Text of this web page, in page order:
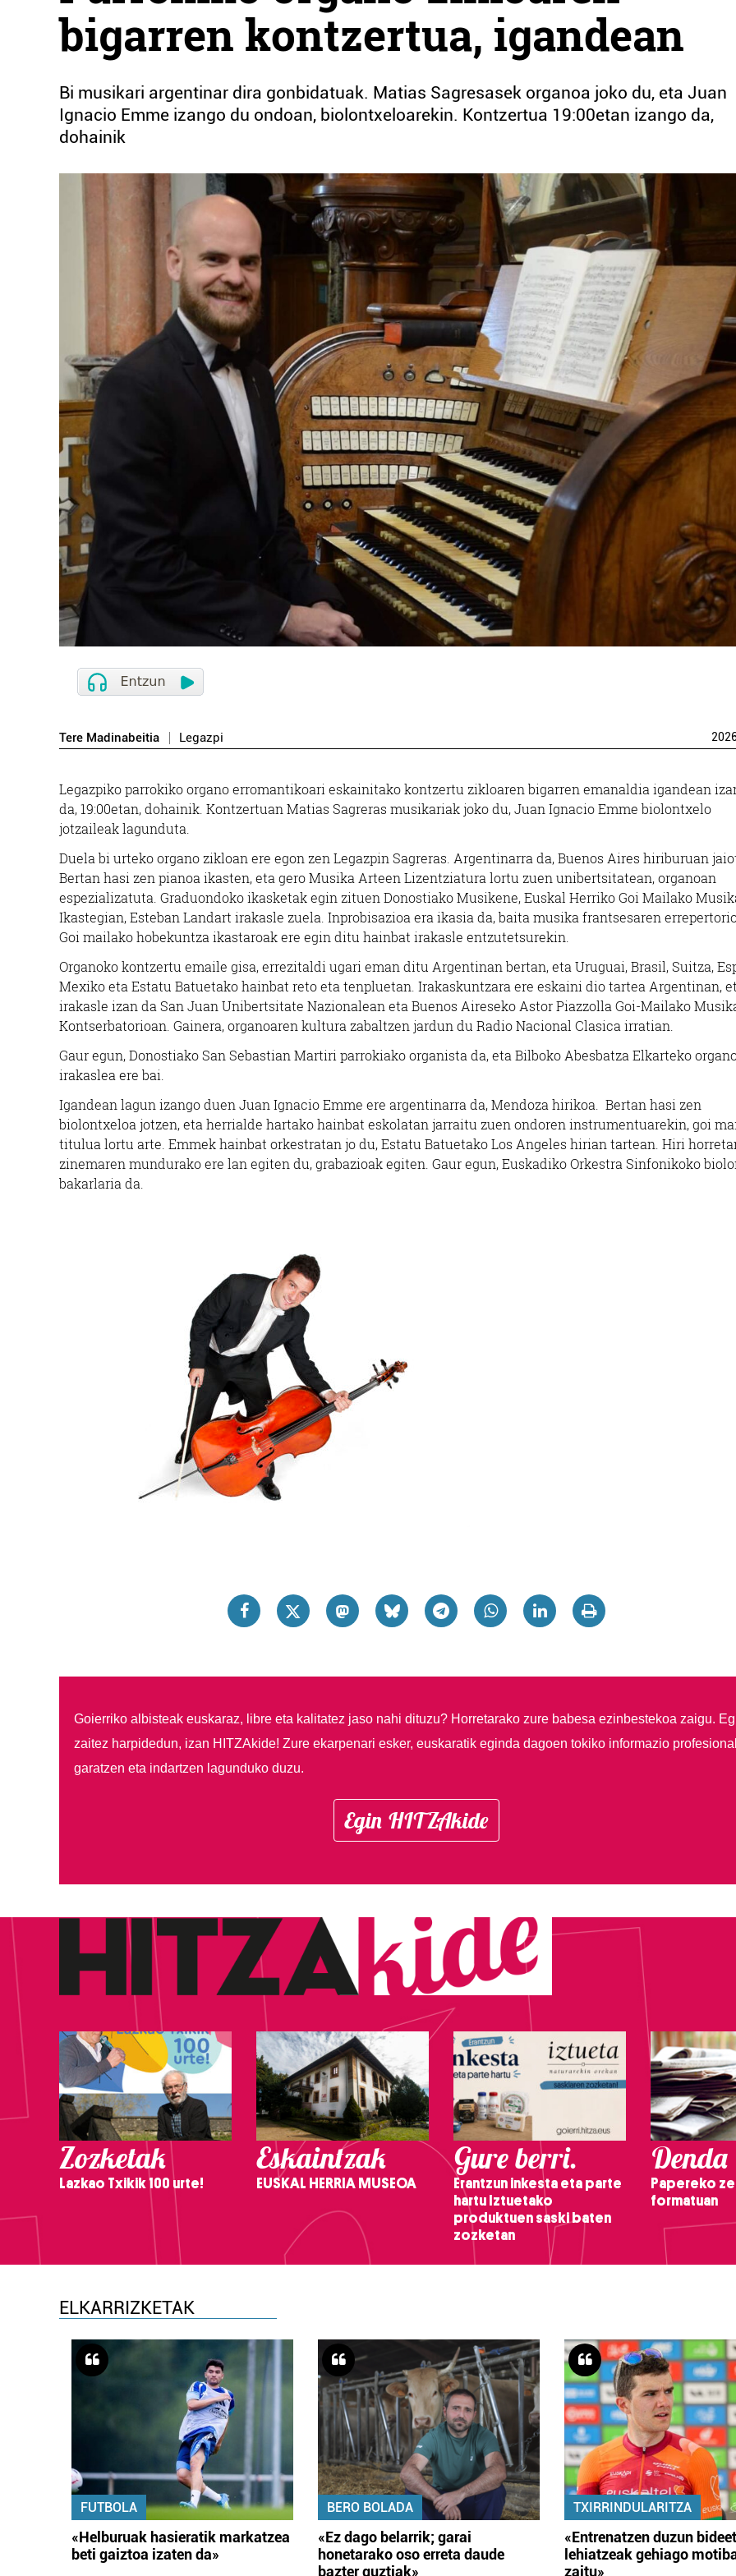
bigarren kontzertua, igandean
Bi musikari argentinar dira gonbidatuak. Matias Sagresasek organoa joko du, eta Juan
Ignacio Emme izango du ondoan, biolontxeloarekin. Kontzertua 19:00etan izango da,
dohainik
Tere Madinabeitia Legazpi
Legazpiko parrokiko organo erromantikoari eskainitako kontzertu zikloaren bigarren emanaldia igandean
da, 19:00etan, dohainik. Kontzertuan Matias Sagreras musikariak joko du, Juan Ignacio Emme biolontxelo
jotzaileak lagunduta.
Duela bi urteko organo zikloan ere egon zen Legazpin Sagreras. Argentinarra da, Buenos Aires hiriburuan
Bertan hasi zen pianoa ikasten, eta gero Musika Arteen Lizentziatura lortu zuen unibertsitatean, organoan
espezializatuta. Graduondoko ikasketak egin zituen Donostiako Musikene, Euskal Herriko Goi Mailako
Ikastegian, Esteban Landart irakasle zuela. Inprobisazioa era ikasia da, baita musika frantsesaren
Goi mailako hobekuntza ikastaroak ere egin ditu hainbat irakasle entzutetsurekin.
Organoko kontzertu emaile gisa, errezitaldi ugari eman ditu Argentinan bertan, eta Uruguai, Brasil, Suitza,
Mexiko eta Estatu Batuetako hainbat reto eta tenpluetan. Irakaskuntzara ere eskaini dio tartea Argentinan,
irakasle izan da San Juan Unibertsitate Nazionalean eta Buenos Aireseko Astor Piazzolla Goi-Mailako
Kontserbatorioan. Gainera, organoaren kultura zabaltzen jardun du Radio Nacional Clasica irratian.
Gaur egun, Donostiako San Sebastian Martiri parrokiako organista da, eta Bilboko Abesbatza Elkarteko
irakaslea ere bai.
Igandean lagun izango duen Juan Ignacio Emme ere argentinarra da, Mendoza hirikoa. Bertan hasi zen
biolontxeloa jotzen, eta herrialde hartako hainbat eskolatan jarraitu zuen ondoren instrumentuarekin, goi
titulua lortu arte. Emmek hainbat orkestratan jo du, Estatu Batuetako Los Angeles hirian tartean. Hiri
zinemaren mundurako ere lan egiten du, grabazioak egiten. Gaur egun, Euskadiko Orkestra Sinfonikoko
bakarlaria da.
Goierriko albisteak euskaraz, libre eta kalitatez jaso nahi dituzu? Horretarako zure babesa ezinbestekoa zaigu.
zaitez harpidedun, izan HITZAkide! Zure ekarpenari esker, euskaratik eginda dagoen tokiko informazio
garatzen eta indartzen lagunduko duzu.
Egin HITZAkide
Zozketak
Lazkao Txikik 100 urte!
Eskaintzak
EUSKAL HERRIA MUSEOA
Gure berri.
Erantzun inkesta eta parte
hartu Iztuetako
produktuen saski baten
zozketan
Denda
Papereko
formatuan
ELKARRIZKETAK
FUTBOLA
«Helburuak hasieratik markatzea
beti gaiztoa izaten da»
BERO BOLADA
«Ez dago belarrik; garai
honetarako oso erreta daude
bazter guztiak»
TXIRRINDULARITZA
«Entrenatzen duzun
lehiatzeak gehiago
zaitu»